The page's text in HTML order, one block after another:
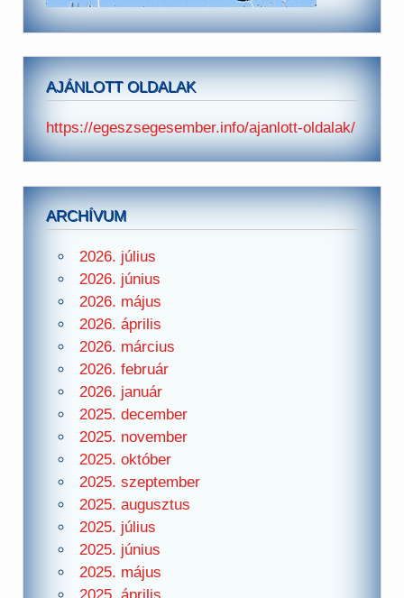
AJÁNLOTT OLDALAK
https://egeszsegesember.info/ajanlott-oldalak/
ARCHÍVUM
2026. július
2026. június
2026. május
2026. április
2026. március
2026. február
2026. január
2025. december
2025. november
2025. október
2025. szeptember
2025. augusztus
2025. július
2025. június
2025. május